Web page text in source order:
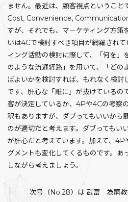
ません。最近は、顧客視点というこ
Cost, Convenience,
すが、それでも、マーケティング方策
いは4Cで検討すべき項目が網羅され
ィング活動の検討に際して、「何を」
のような流通経路」を用いて、「どの
ばよいかを検討すれば、もれなく検討
です、肝心な「誰に」が抜けている
客が決定しているか、4Pや4Cの考察
釈もありますが、ダブってもいいから
のが適切だと考えます。ダブってもい
が肝心だと考えています。加えて、
グメントも変化してくるものです。あ
しながら考えましょう。
次号（No.28）は 武富 為嗣教